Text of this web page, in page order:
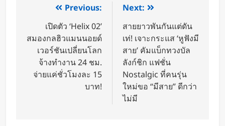
Previous:
เปิดตัว ‘Helix 02’
สมองกลฮิวแมนนอยด์
เวอร์ชันเปลี่ยนโลก
จ้างทำงาน 24 ชม.
จ่ายแค่ชั่วโมงละ 15
บาท!
Next:
สายยาวพันกันแต่ดัน
เท่! เจาะกระแส ‘หูฟังมี
สาย’ คัมแบ็กทวงบัล
ลังก์ชิก แฟชั่น
Nostalgic ที่คนรุ่น
ใหม่ขอ “มีสาย” ดีกว่า
ไม่มี